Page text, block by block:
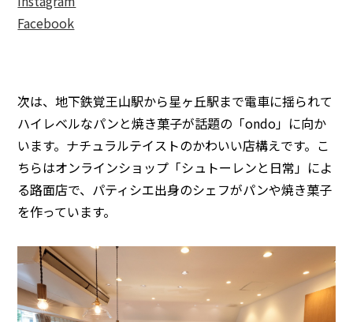
Facebook
次は、地下鉄覚王山駅から星ヶ丘駅まで電車に揺られて
ハイレベルなパンと焼き菓子が話題の「ondo」に向か
います。ナチュラルテイストのかわいい店構えです。こ
ちらはオンラインショップ「シュトーレンと日常」によ
る路面店で、パティシエ出身のシェフがパンや焼き菓子
を作っています。